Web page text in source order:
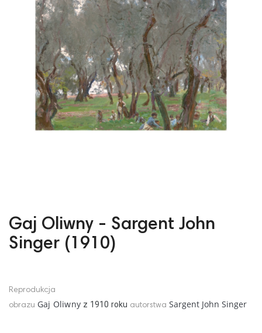
Gaj Oliwny - Sargent John
Singer (1910)
Reprodukcja
obrazu Gaj Oliwny z 1910 roku autorstwaSargent John Singer